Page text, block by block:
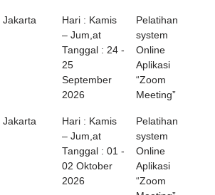
Jakarta
Hari : Kamis
– Jum,at
Tanggal : 24 -
25
September
2026
Pelatihan
system
Online
Aplikasi
“Zoom
Meeting”
Jakarta
Hari : Kamis
– Jum,at
Tanggal : 01 -
02 Oktober
2026
Pelatihan
system
Online
Aplikasi
“Zoom